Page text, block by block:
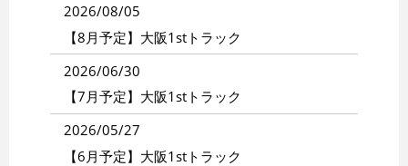
2026/08/05
【8月予定】大阪1stトラック
2026/06/30
【7月予定】大阪1stトラック
2026/05/27
【6月予定】大阪1stトラック